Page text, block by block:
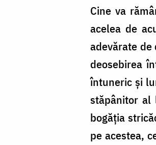
Cine va
acelea de
adevărate
deosebirea
întuneric și
stăpânitor al
bogăția
pe acestea,